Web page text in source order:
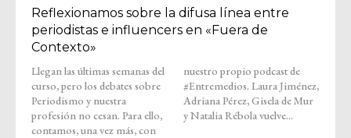
Reflexionamos sobre la difusa línea entre
periodistas e influencers en «Fuera de
Contexto»
Llegan las últimas semanas del
curso, pero los debates sobre
Periodismo y nuestra
profesión no cesan. Para ello,
contamos, una vez más, con
nuestro propio podcast de
#Entremedios. Laura Jiménez,
Adriana Pérez, Gisela de Mur
y Natalia Rébola vuelve...